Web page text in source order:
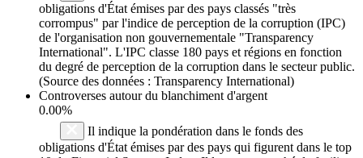
obligations d'État émises par des pays classés "très
corrompus" par l'indice de perception de la corruption (IPC)
de l'organisation non gouvernementale "Transparency
International". L'IPC classe 180 pays et régions en fonction
du degré de perception de la corruption dans le secteur public.
(Source des données : Transparency International)
Controverses autour du blanchiment d'argent
0.00%
Il indique la pondération dans le fonds des
obligations d'État émises par des pays qui figurent dans le top